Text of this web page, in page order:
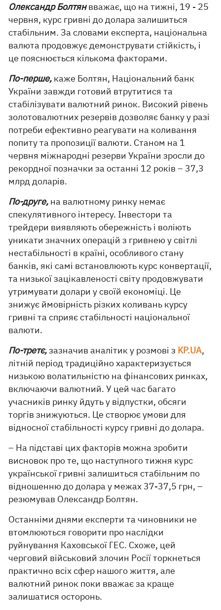
Олександр Болтянвважає, що на тижні, 19 - 25
червня, курс гривні до долара залишиться
стабільним. За словами експерта, національна
валюта продовжує демонструвати стійкість, і
це пояснюється кількома факторами.
По-перше, каже Болтян, Національний банк
України завжди готовий втрутитися та
стабілізувати валютний ринок. Високий рівень
золотовалютних резервів дозволяє банку у разі
потреби ефективно реагувати на коливання
попиту та пропозиції валюти. Станом на 1
червня міжнародні резерви України зросли до
рекордної позначки за останні 12 років – 37,3
млрд доларів.
По-друге, на валютному ринку немає
спекулятивного інтересу. Інвестори та
трейдери виявляють обережність і воліють
уникати значних операцій з гривнею у світлі
нестабільності в країні, особливого стану
банків, які самі встановлюють курс конвертації,
та низької зацікавленості світу продовжувати
утримувати долари у своїй економіці. Це
знижує ймовірність різких коливань курсу
гривні та сприяє стабільності національної
валюти.
По-третє,зазначив аналітик у розмові з KP.UA,
літній період традиційно характеризується
низькою волатильністю на фінансових ринках,
включаючи валютний. У цей час багато
учасників ринку йдуть у відпустки, обсяги
торгів знижуються. Це створює умови для
відносної стабільності курсу гривні до долара.
– На підставі цих факторів можна зробити
висновок про те, що наступного тижня курс
української гривні залишиться стабільним по
відношенню до долара у межах 37-37,5 грн, –
резюмував Олександр Болтян.
Останніми днями експерти та чиновники не
втомлюються говорити про наслідки
руйнування Каховської ГЕС. Схоже, цей
черговий військовий злочин Росії торкнеться
практично всіх сфер нашого життя, але
валютний ринок поки вважає за краще
залишатися осторонь.